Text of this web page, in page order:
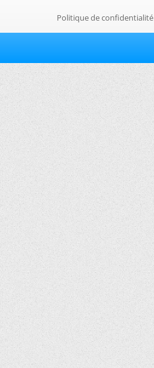
Politique de confidentialité